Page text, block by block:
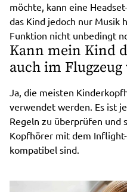
möchte, kann eine
das Kind jedoch nur Musik
Funktion nicht unbedingt
Kann mein Kind
auch im Flugzeug
Ja, die meisten
verwendet werden. Es ist
Regeln zu überprüfen und
Kopfhörer mit dem
kompatibel sind.